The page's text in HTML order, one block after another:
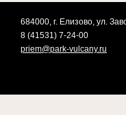
684000, г. Елизово, ул.
8 (41531) 7-24-00
priem@park-vulcany.ru